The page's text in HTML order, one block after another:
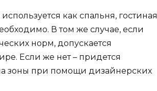
как спальня, гостиная
В том же случае, если
норм, допускается
Если же нет – придется
зоны при помощи дизайнерских